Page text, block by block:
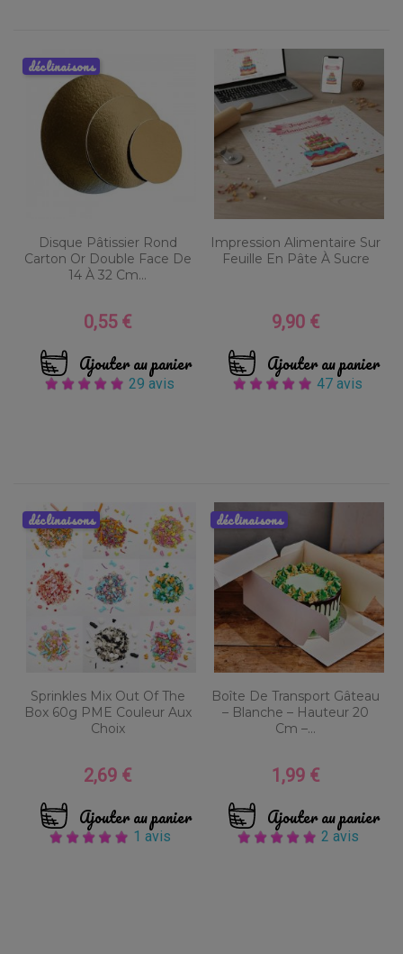
Disque Pâtissier Rond
Carton Or Double Face De
14 À 32 Cm...
Prix
0,55 €
Ajouter au panier
29 avis
déclinaisons
Impression Alimentaire Sur
Feuille En Pâte À Sucre
Prix
9,90 €
Ajouter au panier
47 avis
Sprinkles Mix Out Of The
Box 60g PME Couleur Aux
Choix
Prix
2,69 €
Ajouter au panier
1 avis
déclinaisons
Boîte De Transport Gâteau
– Blanche – Hauteur 20
Cm –...
Prix
1,99 €
Ajouter au panier
2 avis
déclinaisons